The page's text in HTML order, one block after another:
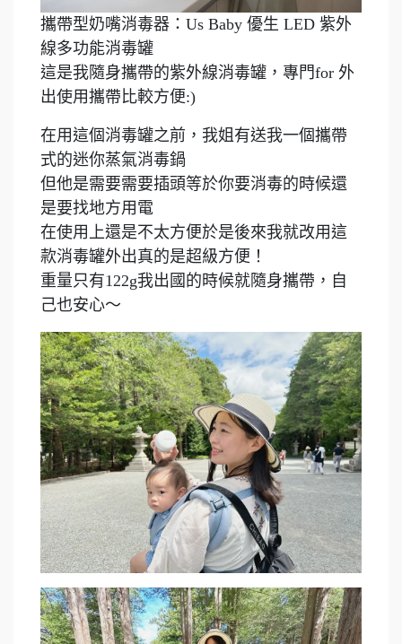
攜帶型奶嘴消毒器：Us Baby 優生 LED 紫外
線多功能消毒罐
這是我隨身攜帶的紫外線消毒罐，專門for 外
出使用攜帶比較方便:)
在用這個消毒罐之前，我姐有送我一個攜帶
式的迷你蒸氣消毒鍋
但他是需要需要插頭等於你要消毒的時候還
是要找地方用電
在使用上還是不太方便於是後來我就改用這
款消毒罐外出真的是超級方便！
重量只有122g我出國的時候就隨身攜帶，自
己也安心～